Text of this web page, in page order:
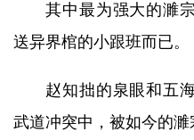
其中最为强大的濉
送异界棺的小跟班而已。
赵知拙的泉眼和五
武道冲突中，被如今的濉